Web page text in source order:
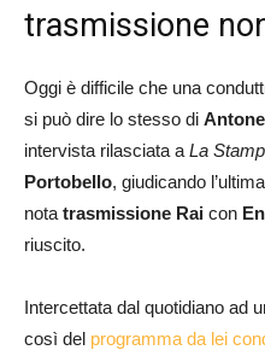
trasmissione
Oggi è difficile che una
si può dire lo stesso di
intervista rilasciata a La
Portobello, giudicando
nota trasmissione Rai con
riuscito.
Intercettata dal quotidiano ad
così del programma da lei